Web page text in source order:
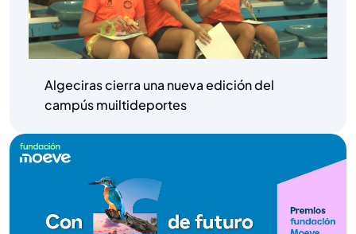
Algeciras cierra una nueva edición del
campús muiltideportes